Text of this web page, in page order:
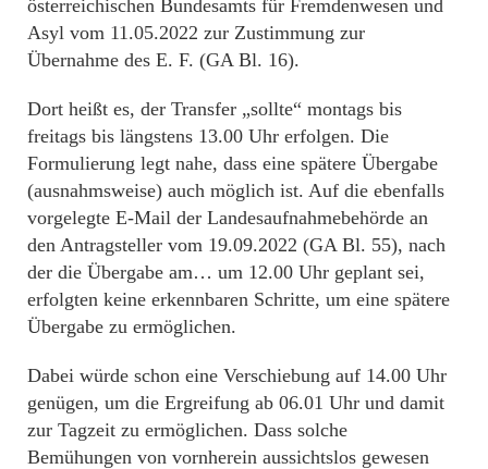
österreichischen Bundesamts für Fremdenwesen und
Asyl vom 11.05.2022 zur Zustimmung zur
Übernahme des E. F. (GA Bl. 16).
Dort heißt es, der Transfer „sollte“ montags bis
freitags bis längstens 13.00 Uhr erfolgen. Die
Formulierung legt nahe, dass eine spätere Übergabe
(ausnahmsweise) auch möglich ist. Auf die ebenfalls
vorgelegte E-Mail der Landesaufnahmebehörde an
den Antragsteller vom 19.09.2022 (GA Bl. 55), nach
der die Übergabe am… um 12.00 Uhr geplant sei,
erfolgten keine erkennbaren Schritte, um eine spätere
Übergabe zu ermöglichen.
Dabei würde schon eine Verschiebung auf 14.00 Uhr
genügen, um die Ergreifung ab 06.01 Uhr und damit
zur Tagzeit zu ermöglichen. Dass solche
Bemühungen von vornherein aussichtslos gewesen